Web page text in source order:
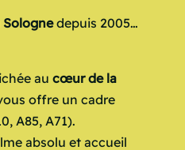
Solognedepuis 2005…
au cœur de la
offre un cadre
A85, A71).
absolu et accueil